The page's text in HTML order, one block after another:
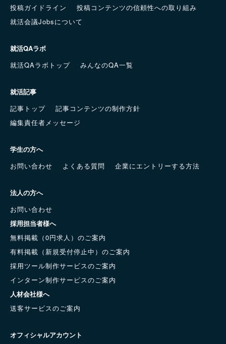
投稿ガイドライン
投稿コンテンツの信頼性への取り組み
就活会議Jobsについて
就活QAラボ
就活QAラボトップ
みんなのQA一覧
就活記事
記事トップ
記事コンテンツの制作方針
編集責任者メッセージ
学生の方へ
お問い合わせ
よくある質問 企業にエントリーする方法
法人の方へ
お問い合わせ
採用担当者様へ
無料掲載（0円求人）のご案内
有料掲載（新規受付停止中）のご案内
採用ツール制作サービスのご案内
インターン制作サービスのご案内
人材会社様へ
送客サービスのご案内
オフィシャルアカウント